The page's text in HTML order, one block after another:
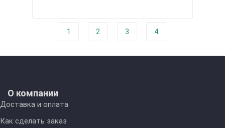
1 2 3 4
О компании
Доставка и оплата
Как сделать заказ